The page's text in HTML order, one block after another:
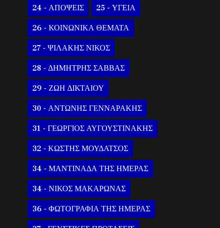
24 - ΑΠΟΨΕΙΣ 25 - ΥΓΕΙΑ
26 - ΚΟΙΝΩΝΙΚΑ ΘΕΜΑΤΑ
27 - ΨΙΛΑΚΗΣ ΝΙΚΟΣ
28 - ΔΗΜΗΤΡΗΣ ΣΑΒΒΑΣ
29 - ΖΩΗ ΔΙΚΤΑΙΟΥ
30 - ΑΝΤΩΝΗΣ ΓΕΝΝΑΡΑΚΗΣ
31 - ΓΕΩΡΓΙΟΣ ΑΥΓΟΥΣΤΙΝΑΚΗΣ
32 - ΚΩΣΤΗΣ ΜΟΥΔΑΤΣΟΣ
34 - ΜΑΝΤΙΝΑΔΑ ΤΗΣ ΗΜΕΡΑΣ
34 - ΝΙΚΟΣ ΜΑΚΑΡΩΝΑΣ
36 - ΦΩΤΟΓΡΑΦΙΑ ΤΗΣ ΗΜΕΡΑΣ